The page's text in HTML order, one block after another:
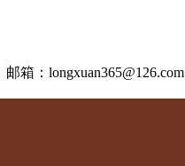
邮箱：longxuan365@126.com